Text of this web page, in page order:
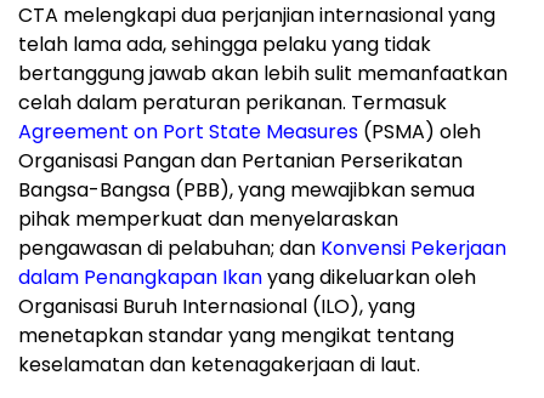
CTA melengkapi dua perjanjian internasional yang
telah lama ada, sehingga pelaku yang tidak
bertanggung jawab akan lebih sulit memanfaatkan
celah dalam peraturan perikanan. Termasuk
Agreement on Port State Measures (PSMA) oleh
Organisasi Pangan dan Pertanian Perserikatan
Bangsa-Bangsa (PBB), yang mewajibkan semua
pihak memperkuat dan menyelaraskan
pengawasan di pelabuhan; dan Konvensi Pekerjaan
dalam Penangkapan Ikanyang dikeluarkan oleh
Organisasi Buruh Internasional (ILO), yang
menetapkan standar yang mengikat tentang
keselamatan dan ketenagakerjaan di laut.